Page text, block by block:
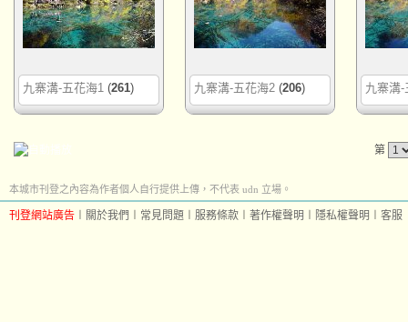
九寨溝-五花海1 (261) 九寨溝-五花海2 (206) 九寨溝-
第
本城市刊登之內容為作者個人自行提供上傳，不代表 udn 立場。
刊登網站廣告 關於我們 常見問題 服務條款 著作權聲明 隱私權聲明 客服